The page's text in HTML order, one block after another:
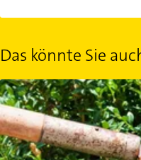
Das könnte Sie
Buchsbaum schneiden: